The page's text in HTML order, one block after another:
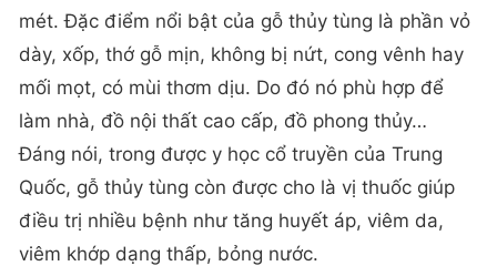
mét. Đặc điểm nổi bật của gỗ thủy tùng là phần vỏ
dày, xốp, thớ gỗ mịn, không bị nứt, cong vênh hay
mối mọt, có mùi thơm dịu. Do đó nó phù hợp để
làm nhà, đồ nội thất cao cấp, đồ phong thủy…
Đáng nói, trong được y học cổ truyền của Trung
Quốc, gỗ thủy tùng còn được cho là vị thuốc giúp
điều trị nhiều bệnh như tăng huyết áp, viêm da,
viêm khớp dạng thấp, bỏng nước.